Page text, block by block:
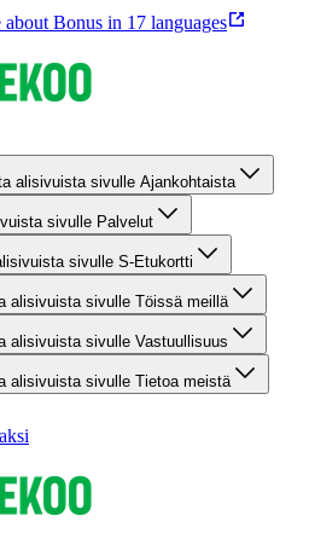
about Bonus in 17 languages
alisivuista sivulle Ajankohtaista
sivulle Palvelut
sivulle S-Etukortti
alisivuista sivulle Töissä meillä
alisivuista sivulle Vastuullisuus
alisivuista sivulle Tietoa meistä